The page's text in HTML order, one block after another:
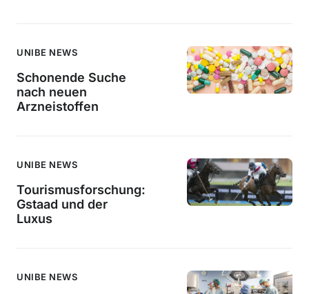
UNIBE NEWS
Schonende Suche
nach neuen
Arzneistoffen
UNIBE NEWS
Tourismusforschung:
Gstaad und der
Luxus
UNIBE NEWS